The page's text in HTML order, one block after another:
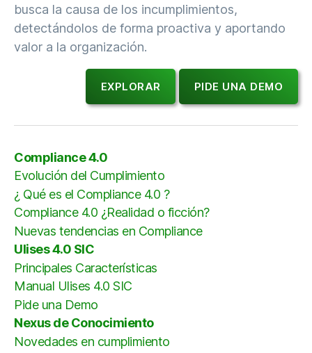
busca la causa de los incumplimientos,
detectándolos de forma proactiva y aportando
valor a la organización.
EXPLORAR PIDE UNA DEMO
Compliance 4.0
Evolución del Cumplimiento
¿ Qué es el Compliance 4.0 ?
Compliance 4.0 ¿Realidad o ficción?
Nuevas tendencias en Compliance
Ulises 4.0 SIC
Principales Características
Manual Ulises 4.0 SIC
Pide una Demo
Nexus de Conocimiento
Novedades en cumplimiento